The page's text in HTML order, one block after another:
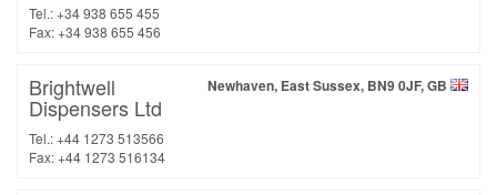
Tel.: +34 938 655 455
Fax: +34 938 655 456
Newhaven, East Sussex, BN9 0JF, GB
Brightwell
Dispensers Ltd
Tel.: +44 1273 513566
Fax: +44 1273 516134